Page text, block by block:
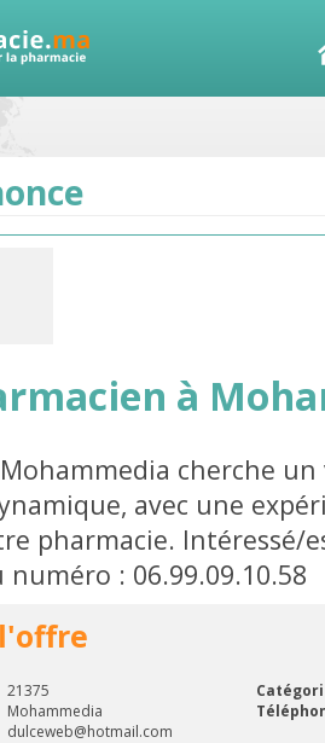
: Rappel de lots
TÉTANIQUE 1500.
lactées
à
cherche
avec une
pharmacie. Intéressé/
numéro : 06.99.09.10.58
21375
Mohammedia
dulceweb@hotmail.com